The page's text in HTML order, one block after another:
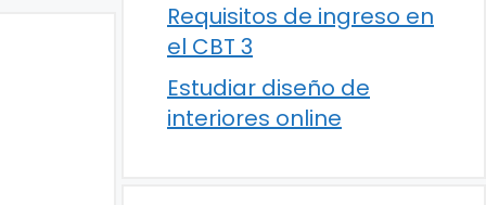
Requisitos de ingreso en
el CBT 3
Estudiar diseño de
interiores online